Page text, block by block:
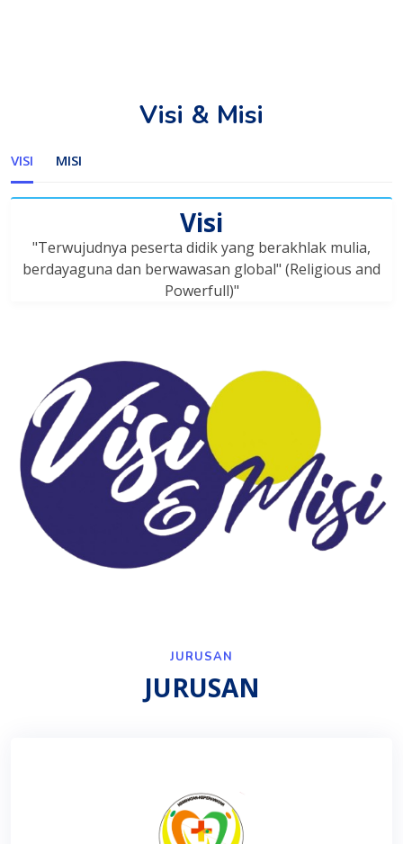
Visi & Misi
VISI MISI
Visi
"Terwujudnya peserta didik yang berakhlak mulia,
berdayaguna dan berwawasan global" (Religious and
Powerfull)"
JURUSAN
JURUSAN